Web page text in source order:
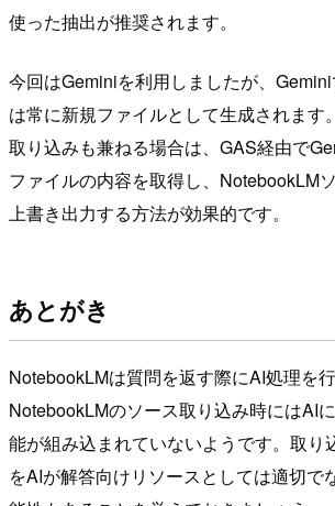
使った抽出が推奨されます。
今回はGeminiを利用しましたが、
は常に新規ファイルとして生成されます
取り込みも兼ねる場合は、GAS経由で
ファイルの内容を取得し、NotebookLM
上書き出力する方法が効果的です。
あとがき
NotebookLMは質問を返す際にAI処理を行
NotebookLMのソース取り込み時にはAI
能が組み込まれていないようです。取り
をAIが解答向けリソースとしては適切で